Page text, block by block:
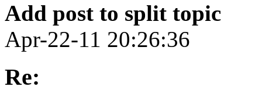
Add post to split topic
Apr-22-11 20:26:36
Re: